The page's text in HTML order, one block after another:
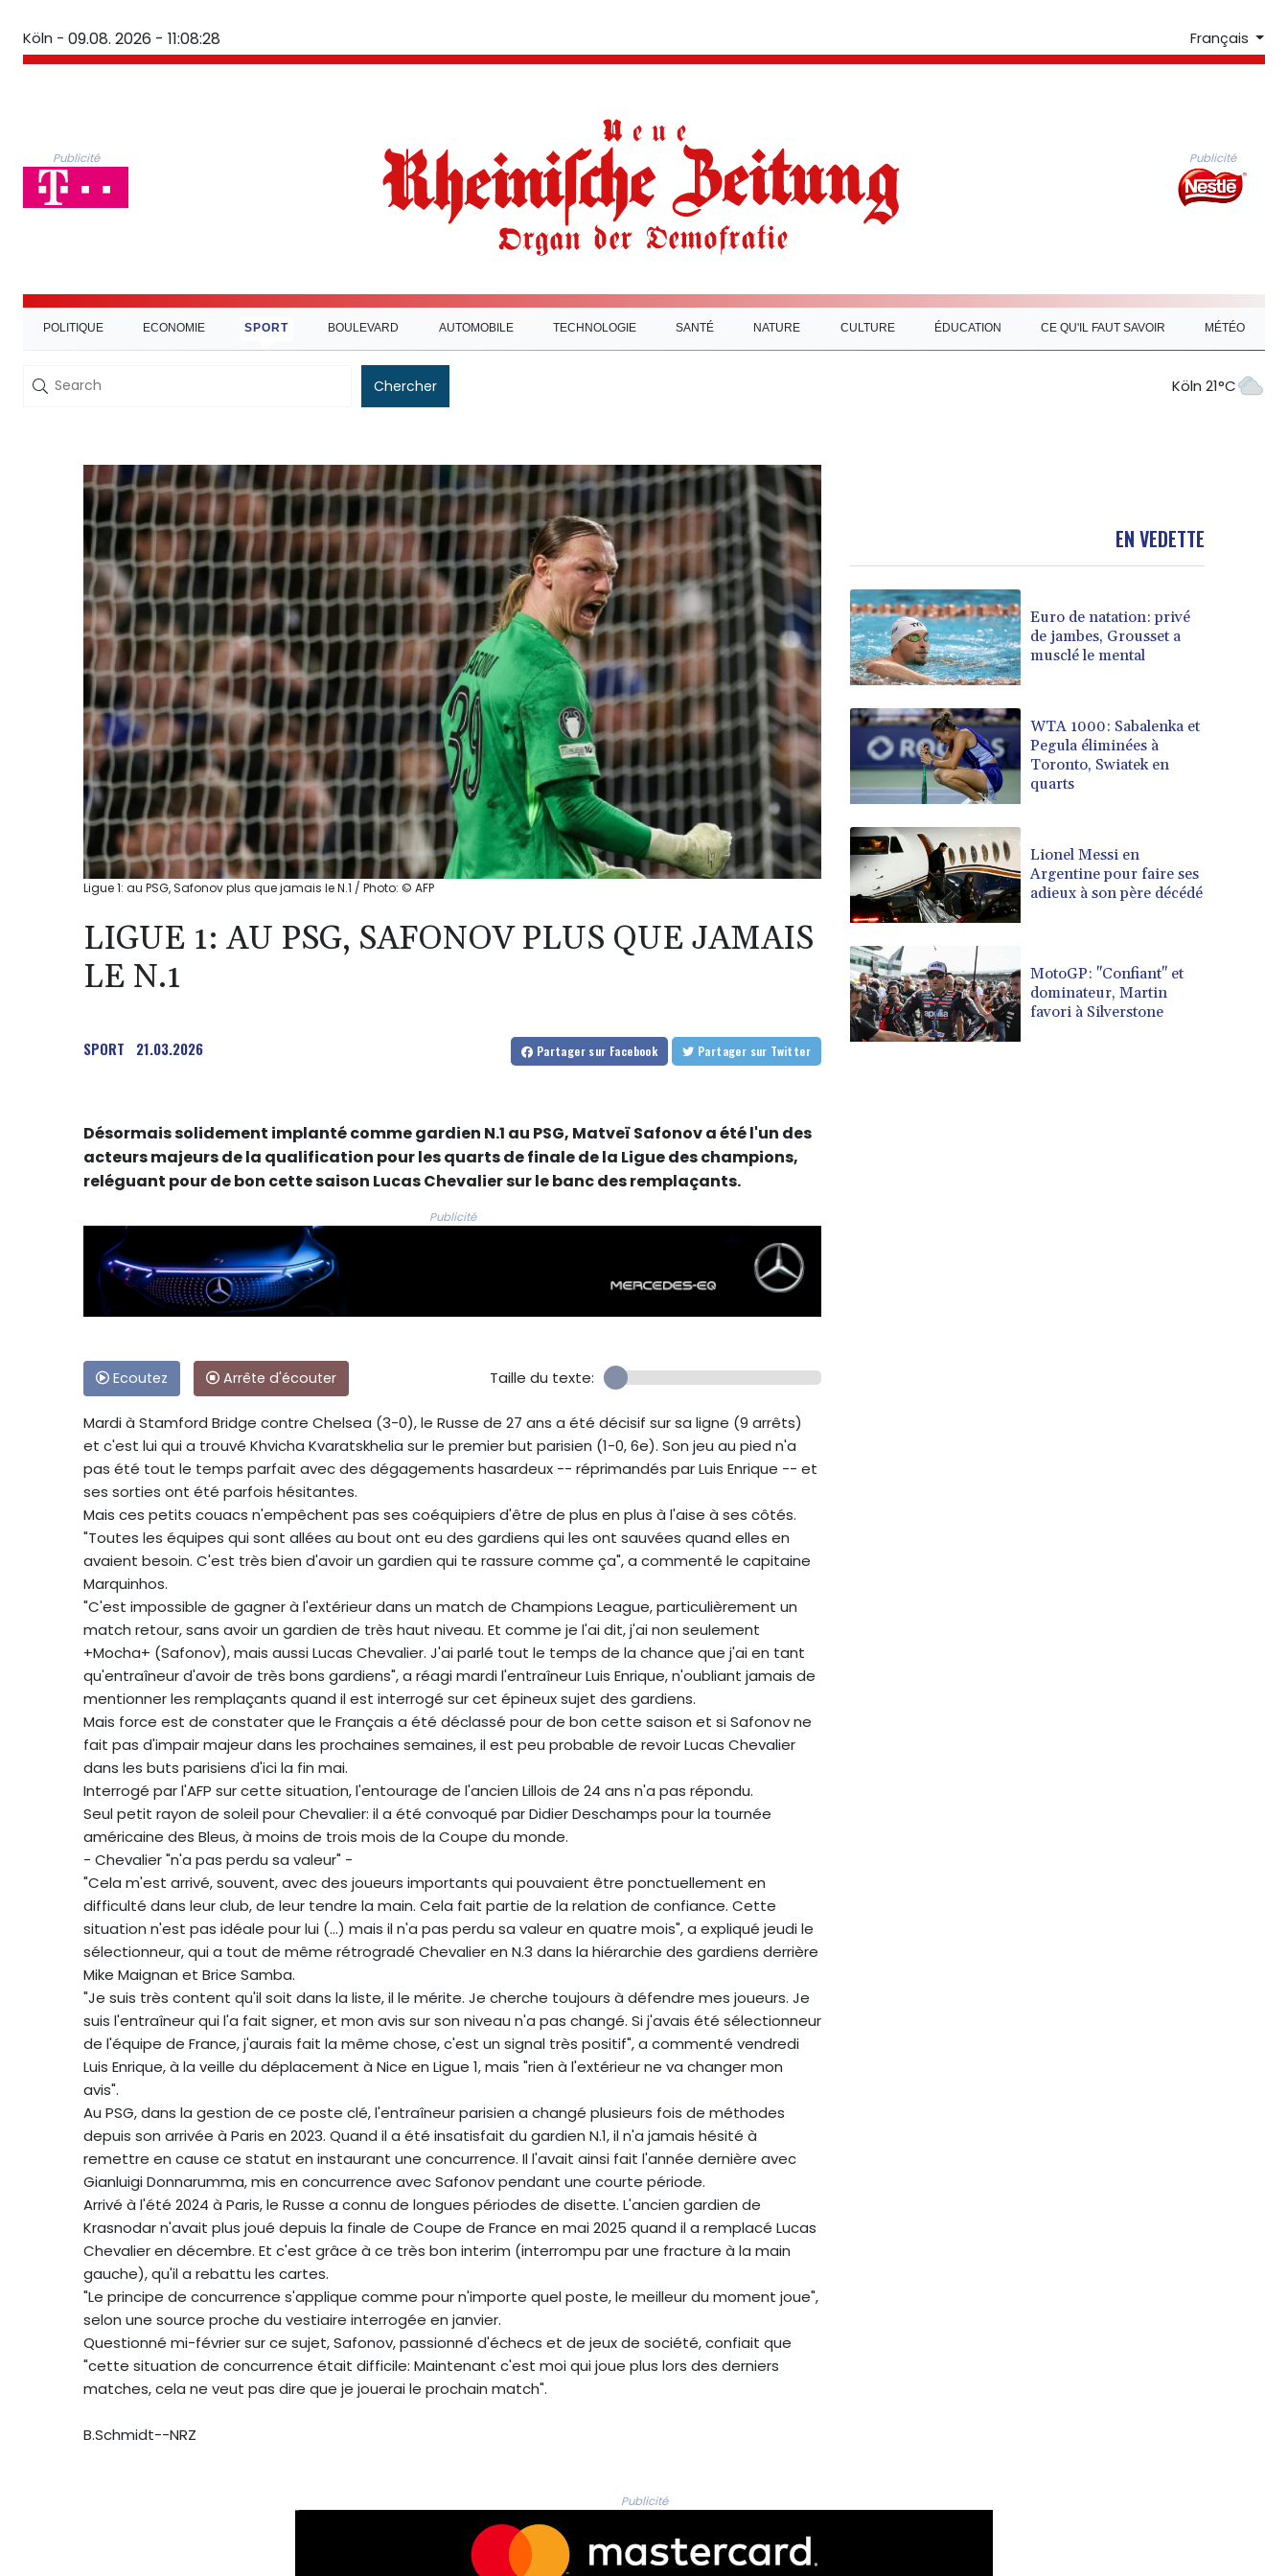
Köln - 09.08. 2026 - 11:08:29 Français
Publicité Publicité
POLITIQUE ECONOMIE SPORT BOULEVARD AUTOMOBILE TECHNOLOGIE SANTÉ NATURE CULTURE ÉDUCATION CE QU'IL FAUT SAVOIR MÉTÉO
Chercher Köln 21°C
Ligue 1: au PSG, Safonov plus que jamais le N.1 / Photo: © AFP
LIGUE 1: AU PSG, SAFONOV PLUS QUE JAMAIS
LE N.1
SPORT 21.03.2026 Partager sur Facebook Partager sur Twitter
Désormais solidement implanté comme gardien N.1 au PSG, Matveï Safonov a été l'un des
acteurs majeurs de la qualification pour les quarts de finale de la Ligue des champions,
reléguant pour de bon cette saison Lucas Chevalier sur le banc des remplaçants.
Publicité
Ecoutez Arrête d'écouter Taille du texte:
Mardi à Stamford Bridge contre Chelsea (3-0), le Russe de 27 ans a été décisif sur sa ligne (9 arrêts)
et c'est lui qui a trouvé Khvicha Kvaratskhelia sur le premier but parisien (1-0, 6e). Son jeu au pied n'a
pas été tout le temps parfait avec des dégagements hasardeux -- réprimandés par Luis Enrique -- et
ses sorties ont été parfois hésitantes.
Mais ces petits couacs n'empêchent pas ses coéquipiers d'être de plus en plus à l'aise à ses côtés.
"Toutes les équipes qui sont allées au bout ont eu des gardiens qui les ont sauvées quand elles en
avaient besoin. C'est très bien d'avoir un gardien qui te rassure comme ça", a commenté le capitaine
Marquinhos.
"C'est impossible de gagner à l'extérieur dans un match de Champions League, particulièrement un
match retour, sans avoir un gardien de très haut niveau. Et comme je l'ai dit, j'ai non seulement
+Mocha+ (Safonov), mais aussi Lucas Chevalier. J'ai parlé tout le temps de la chance que j'ai en tant
qu'entraîneur d'avoir de très bons gardiens", a réagi mardi l'entraîneur Luis Enrique, n'oubliant jamais de
mentionner les remplaçants quand il est interrogé sur cet épineux sujet des gardiens.
Mais force est de constater que le Français a été déclassé pour de bon cette saison et si Safonov ne
fait pas d'impair majeur dans les prochaines semaines, il est peu probable de revoir Lucas Chevalier
dans les buts parisiens d'ici la fin mai.
Interrogé par l'AFP sur cette situation, l'entourage de l'ancien Lillois de 24 ans n'a pas répondu.
Seul petit rayon de soleil pour Chevalier: il a été convoqué par Didier Deschamps pour la tournée
américaine des Bleus, à moins de trois mois de la Coupe du monde.
- Chevalier "n'a pas perdu sa valeur" -
"Cela m'est arrivé, souvent, avec des joueurs importants qui pouvaient être ponctuellement en
difficulté dans leur club, de leur tendre la main. Cela fait partie de la relation de confiance. Cette
situation n'est pas idéale pour lui (...) mais il n'a pas perdu sa valeur en quatre mois", a expliqué jeudi le
sélectionneur, qui a tout de même rétrogradé Chevalier en N.3 dans la hiérarchie des gardiens derrière
Mike Maignan et Brice Samba.
"Je suis très content qu'il soit dans la liste, il le mérite. Je cherche toujours à défendre mes joueurs. Je
suis l'entraîneur qui l'a fait signer, et mon avis sur son niveau n'a pas changé. Si j'avais été sélectionneur
de l'équipe de France, j'aurais fait la même chose, c'est un signal très positif", a commenté vendredi
Luis Enrique, à la veille du déplacement à Nice en Ligue 1, mais "rien à l'extérieur ne va changer mon
avis".
Au PSG, dans la gestion de ce poste clé, l'entraîneur parisien a changé plusieurs fois de méthodes
depuis son arrivée à Paris en 2023. Quand il a été insatisfait du gardien N.1, il n'a jamais hésité à
remettre en cause ce statut en instaurant une concurrence. Il l'avait ainsi fait l'année dernière avec
Gianluigi Donnarumma, mis en concurrence avec Safonov pendant une courte période.
Arrivé à l'été 2024 à Paris, le Russe a connu de longues périodes de disette. L'ancien gardien de
Krasnodar n'avait plus joué depuis la finale de Coupe de France en mai 2025 quand il a remplacé Lucas
Chevalier en décembre. Et c'est grâce à ce très bon interim (interrompu par une fracture à la main
gauche), qu'il a rebattu les cartes.
"Le principe de concurrence s'applique comme pour n'importe quel poste, le meilleur du moment joue",
selon une source proche du vestiaire interrogée en janvier.
Questionné mi-février sur ce sujet, Safonov, passionné d'échecs et de jeux de société, confiait que
"cette situation de concurrence était difficile: Maintenant c'est moi qui joue plus lors des derniers
matches, cela ne veut pas dire que je jouerai le prochain match".
B.Schmidt--NRZ
EN VEDETTE
Euro de natation: privé
de jambes, Grousset a
musclé le mental
WTA 1000: Sabalenka et
Pegula éliminées à
Toronto, Swiatek en
quarts
Lionel Messi en
Argentine pour faire ses
adieux à son père décédé
MotoGP: "Confiant" et
dominateur, Martin
favori à Silverstone
Publicité